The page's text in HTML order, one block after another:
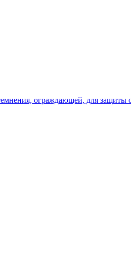
ограждающей, для